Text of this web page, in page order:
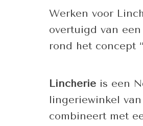
Werken voor
overtuigd van
rond het concept
Lincherie is een
lingeriewinkel
combineert met